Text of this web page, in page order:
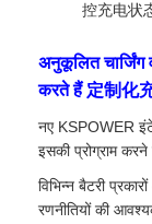
控充电状
अनुकूलित
करते हैं 定制化
नए KSPOWER
इसकी प्रोग्राम
विभिन्न बैटरी
रणनीतियों की